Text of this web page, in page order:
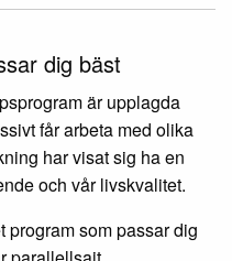
dig bäst
är upplagda
får arbeta med olika
har visat sig ha en
och vår livskvalitet.
program som passar dig